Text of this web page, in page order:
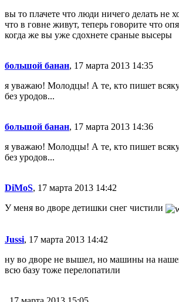
вы то плачете что люди ничего делать не
что в говне живут, теперь говорите что
когда же вы уже сдохнете сраные высеры
большой банан, 17 марта 2013 14:35
я уважаю! Молодцы! А те, кто пишет
без уродов...
большой банан, 17 марта 2013 14:36
я уважаю! Молодцы! А те, кто пишет
без уродов...
DiMoS, 17 марта 2013 14:42
У меня во дворе детишки снег чистили
Jussi, 17 марта 2013 14:42
ну во дворе не вышел, но машины на
всю базу тоже перелопатили